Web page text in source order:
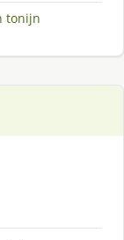
tonijn